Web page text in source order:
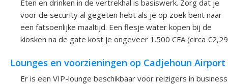
Eten en drinken in de vertrekhal is basiswerk. Zorg dat je
voor de security al gegeten hebt als je op zoek bent naar
een fatsoenlijke maaltijd. Een flesje water kopen bij de
kiosken na de gate kost je ongeveer 1.500 CFA (circa
Lounges en voorzieningen op Cadjehoun Airport
Er is een VIP-lounge beschikbaar voor reizigers in business